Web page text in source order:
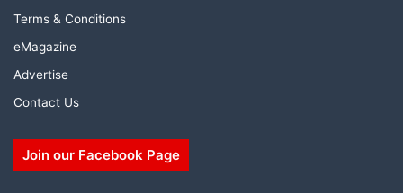
Terms & Conditions
eMagazine
Advertise
Contact Us
Join our Facebook Page